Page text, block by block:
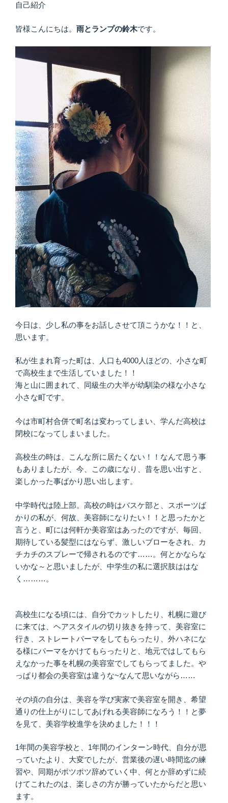
自己紹介
皆様こんにちは。 雨とランプの鈴木です。
今日は、少し私の事をお話しさせて頂こうかな！！と、
思います。
私が生まれ育った町は、人口も4000人ほどの、小さな町
で高校生まで生活していました！！
海と山に囲まれて、同級生の大半が幼馴染の様な小さな
小さな町です。
今は市町村合併で町名は変わってしまい、学んだ高校は
閉校になってしまいました。
高校生の時は、こんな所に居たくない！！なんて思う事
もありましたが、今、この歳になり、昔を思い出すと、
楽しかった事ばかり思い出します。
中学時代は陸上部。高校の時はバスケ部と、スポーツば
かりの私が、何故、美容師になりたい！！と思ったかと
言うと、町には何軒か美容室はあったのですが、毎回、
期待している髪型にはならず、激しいブローをされ、カ
チカチのスプレーで帰されるのです……。何とかならな
いかな～と思いましたが、中学生の私に選択肢ははな
く………。
高校生になる頃には、自分でカットしたり、札幌に遊び
に来ては、ヘアスタイルの切り抜きを持って、美容室に
行き、ストレートパーマをしてもらったり、外ハネにな
る様にパーマをかけてもらったりと、地元ではしてもら
えなかった事を札幌の美容室でしてもらってました。や
っぱり都会の美容室は違うな~なんて思いながら……
その頃の自分は、美容を学び実家で美容室を開き、希望
通りの仕上がりにしてあげれる美容師になろう！！と夢
を見て、美容学校進学を決めました！！！
1年間の美容学校と、1年間のインターン時代、自分が思
っていたより、大変でしたが、営業後の遅い時間迄の練
習や、同期がポツポツ辞めていく中、何とか辞めずに続
けてこれたのは、楽しさの方が勝っていたからだと思い
ます。